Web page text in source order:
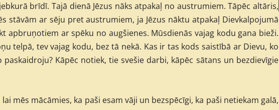
brīdī. Tajā dienā Jēzus nāks atpakaļ no austrumiem. Tāpēc altāris,
stāvām ar sēju pret austrumiem, ja Jēzus nāktu atpakaļ Dievkalpojumā
apbruņotiem ar spēku no augšienes. Mūsdienās vajag kodu gana bieži.
telpā, tev vajag kodu, bez tā nekā. Kas ir tas kods saistībā ar Dievu, ko
Kāpēc notiek, tie svešie darbi, kāpēc sātans un bezdievīgie
mēs mācāmies, ka paši esam vāji un bezspēcīgi, ka paši netiekam galā,